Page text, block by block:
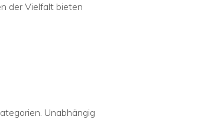
der Vielfalt bieten
Unabhängig